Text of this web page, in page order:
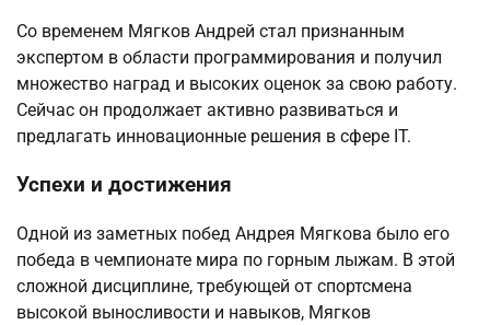
Со временем Мягков Андрей стал признанным
экспертом в области программирования и получил
множество наград и высоких оценок за свою работу.
Сейчас он продолжает активно развиваться и
предлагать инновационные решения в сфере IT.
Успехи и достижения
Одной из заметных побед Андрея Мягкова было его
победа в чемпионате мира по горным лыжам. В этой
сложной дисциплине, требующей от спортсмена
высокой выносливости и навыков, Мягков